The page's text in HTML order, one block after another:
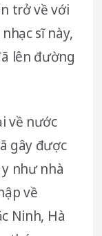
trở về với
sĩ này,
lên đường
về nước
gây được
như nhà
về
Ninh, Hà